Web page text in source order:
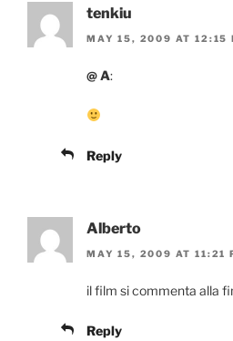
tenkiu
MAY 15, 2009 AT 12:15
@ A:
Reply
Alberto
MAY 15, 2009 AT 11:21
il film si commenta alla
Reply